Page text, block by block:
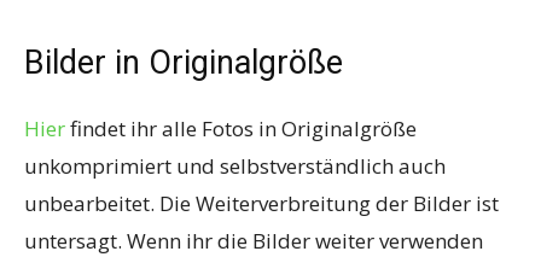
Bilder in Originalgröße
Hierfindet ihr alle Fotos in Originalgröße
unkomprimiert und selbstverständlich auch
unbearbeitet. Die Weiterverbreitung der Bilder ist
untersagt. Wenn ihr die Bilder weiter verwenden